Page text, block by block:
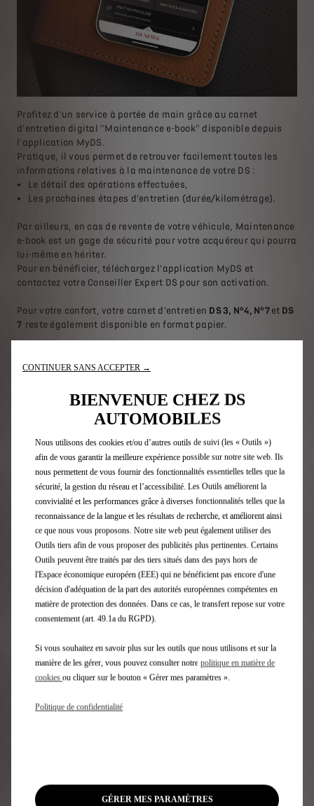
Profitez d'un service à portée de main grâce au carnet
d'entretien digital "Maintenance e-book" disponible depuis
l'application MyDS.
Pratique, il vous permet de retrouver facilement toutes les
informations relatives à la maintenance de votre DS :
Le détail des opérations effectuées,
Les prochaines étapes d’entretien (durée/kilométrage).
Par ailleurs, en cas de revente de votre véhicule, Maintenance
e-book est un gage de sécurité pour votre acquéreur qui pourra
lui-même en hériter.
Pour en bénéficier, téléchargez l'application MyDS et
contactez votre Conseiller Expert DS pour son activation.
Pour votre confort, votre carnet d'entretien DS 3, N°4, N°7 et DS
7 reste également disponible en format papier.
Téléchargez MyDS
VOS RENDEZ-VOUS ET DEVIS
EN LIGNE
Sélectionnez l'atelier DS le plus proche de chez vous et
CONTINUER SANS ACCEPTER →
BIENVENUE CHEZ DS
AUTOMOBILES
Nous utilisons des cookies et/ou d’autres outils de suivi (les « Outils »)
afin de vous garantir la meilleure expérience possible sur notre site web. Ils
nous permettent de vous fournir des fonctionnalités essentielles telles que la
sécurité, la gestion du réseau et l’accessibilité. Les Outils améliorent la
convivialité et les performances grâce à diverses fonctionnalités telles que la
reconnaissance de la langue et les résultats de recherche, et améliorent ainsi
ce que nous vous proposons. Notre site web peut également utiliser des
Outils tiers afin de vous proposer des publicités plus pertinentes. Certains
Outils peuvent être traités par des tiers situés dans des pays hors de
l'Espace économique européen (EEE) qui ne bénéficient pas encore d'une
décision d'adéquation de la part des autorités européennes compétentes en
matière de protection des données. Dans ce cas, le transfert repose sur votre
consentement (art. 49.1a du RGPD).
Si vous souhaitez en savoir plus sur les outils que nous utilisons et sur la
manière de les gérer, vous pouvez consulter notre politique en matière de
cookies ou cliquer sur le bouton « Gérer mes paramètres ».
Politique de confidentialité
GÉRER MES PARAMÈTRES